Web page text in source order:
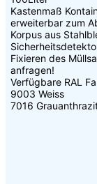
Kastenmaß
erweiterbar zum
Korpus aus
Fixieren des
anfragen!
Verfügbare RAL
9003 Weiss
7016